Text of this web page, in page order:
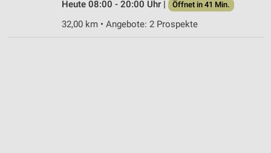
Heute 08:00 - 20:00 Uhr |
Öffnet in 41 Min.
32,00 km • Angebote: 2 Prospekte